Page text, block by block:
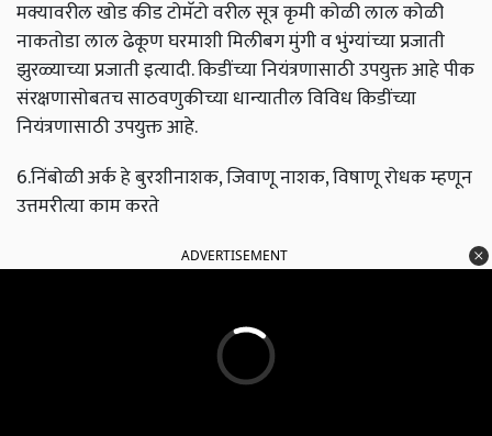
मक्यावरील खोड कीड टोमॅटो वरील सूत्र कृमी कोळी लाल कोळी
नाकतोडा लाल ढेकूण घरमाशी मिलीबग मुंगी व भुंग्यांच्या प्रजाती
झुरळ्याच्या प्रजाती इत्यादी. किडींच्या नियंत्रणासाठी उपयुक्त आहे पीक
संरक्षणासोबतच साठवणुकीच्या धान्यातील विविध किडींच्या
नियंत्रणासाठी उपयुक्त आहे.
6.निंबोळी अर्क हे बुरशीनाशक, जिवाणू नाशक, विषाणू रोधक म्हणून
उत्तमरीत्या काम करते
ADVERTISEMENT